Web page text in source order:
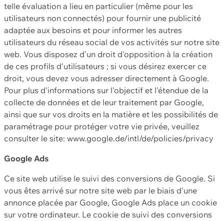
telle évaluation a lieu en particulier (même pour les
utilisateurs non connectés) pour fournir une publicité
adaptée aux besoins et pour informer les autres
utilisateurs du réseau social de vos activités sur notre site
web. Vous disposez d'un droit d'opposition à la création
de ces profils d'utilisateurs ; si vous désirez exercer ce
droit, vous devez vous adresser directement à Google.
Pour plus d'informations sur l'objectif et l'étendue de la
collecte de données et de leur traitement par Google,
ainsi que sur vos droits en la matière et les possibilités de
paramétrage pour protéger votre vie privée, veuillez
consulter le site: www.google.de/intl/de/policies/privacy
Google Ads
Ce site web utilise le suivi des conversions de Google. Si
vous êtes arrivé sur notre site web par le biais d'une
annonce placée par Google, Google Ads place un cookie
sur votre ordinateur. Le cookie de suivi des conversions